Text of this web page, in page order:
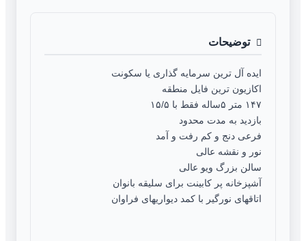
توضیحات
ایده آل ترین سرمایه گذاری یا سکونت
اکازیون ترین فایل منطقه
۱۴۷ متر ۵ساله فقط با ۱۵/۵
بازدید به مدت محدود
فرعی دنج و کم رفت و آمد
نور و نقشه عالی
سالن بزرگ ویو عالی
آشپزخانه پر کابینت برای سلیقه بانوان
اتاقهای نورگیر با کمد دیواریهای فراوان